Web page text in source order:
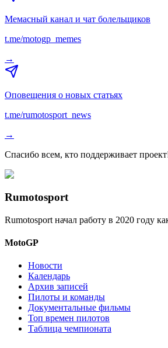
Мемасный канал и чат болельщиков
t.me/motogp_memes
→
Оповещения о новых статьях
t.me/rumotosport_news
→
Спасибо всем, кто поддерживает
Rumotosport
Rumotosport начал работу в 2020 году
MotoGP
Новости
Календарь
Архив записей
Пилоты и команды
Документальные фильмы
Топ времен пилотов
Таблица чемпионата